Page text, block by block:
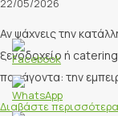
22/05/2026
Αν ψάχνεις την
ξενοδοχείο ή
παράγοντα: την
Διαβάστε